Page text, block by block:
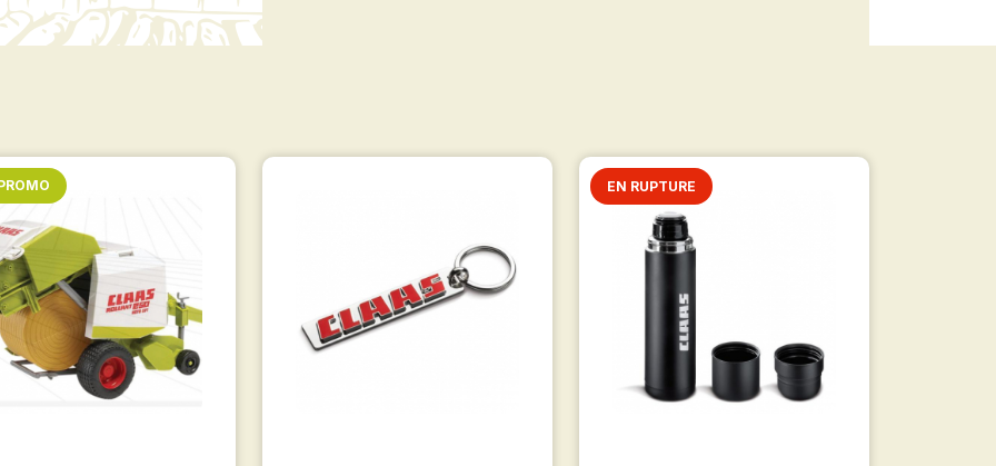
EN RUPTURE